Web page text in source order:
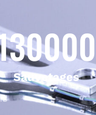
Sauvetages